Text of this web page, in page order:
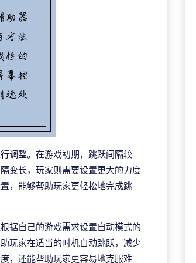
调整。在游戏初期，跳跃间隔较
变长，玩家则需要设置更大的力度
，能够帮助玩家更轻松地完成跳
据自己的游戏需求设置自动模式的
玩家在适当的时机自动跳跃，减少
，还能帮助玩家更容易地克服难